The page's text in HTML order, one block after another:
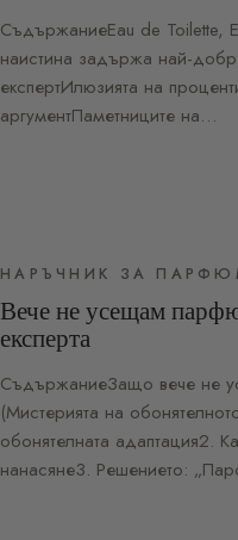
СъдържаниеEau de Toilette,
наистина задържа най-
експертИлюзията на
аргументПаметниците на…
НАРЪЧНИК ЗА
Вече не усещам
експерта
СъдържаниеЗащо вече не
(Мистерията на
обонятелната адаптация2.
нанасяне3. Решението: